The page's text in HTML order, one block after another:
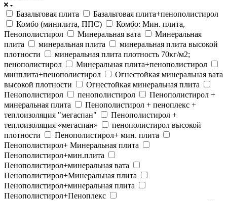
Базальтовая плита
Базальтовая плита+пенополистирол
Комбо (минплита, ППС)
Комбо: Мин. плита,
Пенополистирол
Минеральная вата
Минеральная
плита
минеральная плита
минеральная плита высокой
плотности
минеральная плита плотность 70кг/м2;
пенополистирол
Минеральная плита+пенополистирол
минплита+пенополистирол
Огнестойкая минеральная вата
высокой плотности
Огнестойкая минеральная плита
Пенополистирол
пенополистирол
Пенополистирол +
минеральная плита
Пенополистирол + пеноплекс +
теплоизоляция "мегаспан"
Пенополистирол +
теплоизоляция «мегаспан»
пенополистирол высокой
плотности
Пенополистирол+ мин. плита
Пенополистирол+ Минеральная плита
Пенополистирол+мин.плита
Пенополистирол+минеральная вата
Пенополистирол+Минеральная плита
Пенополистирол+минеральная плита
Пенополистирол+Пеноплекс